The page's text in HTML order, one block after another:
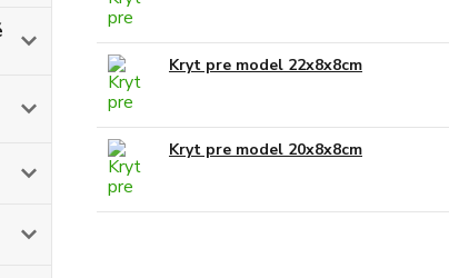
Kryt pre model 22x8x8cm
Kryt pre model 20x8x8cm